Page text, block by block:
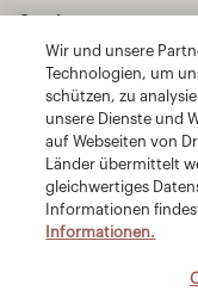
Wir und unsere
Technologien, um
schützen, zu
unsere Dienste und
auf Webseiten von
Länder übermittelt
gleichwertiges
Informationen
Informationen.